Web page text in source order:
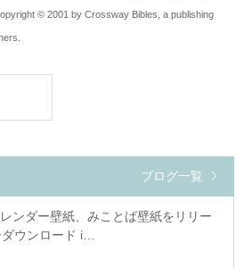
© 2001 by Crossway Bibles, a publishing
ブログ一覧
ンダー壁紙、みことば壁紙をリリー
ウンロード i…